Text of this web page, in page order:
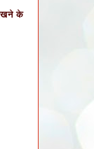
के